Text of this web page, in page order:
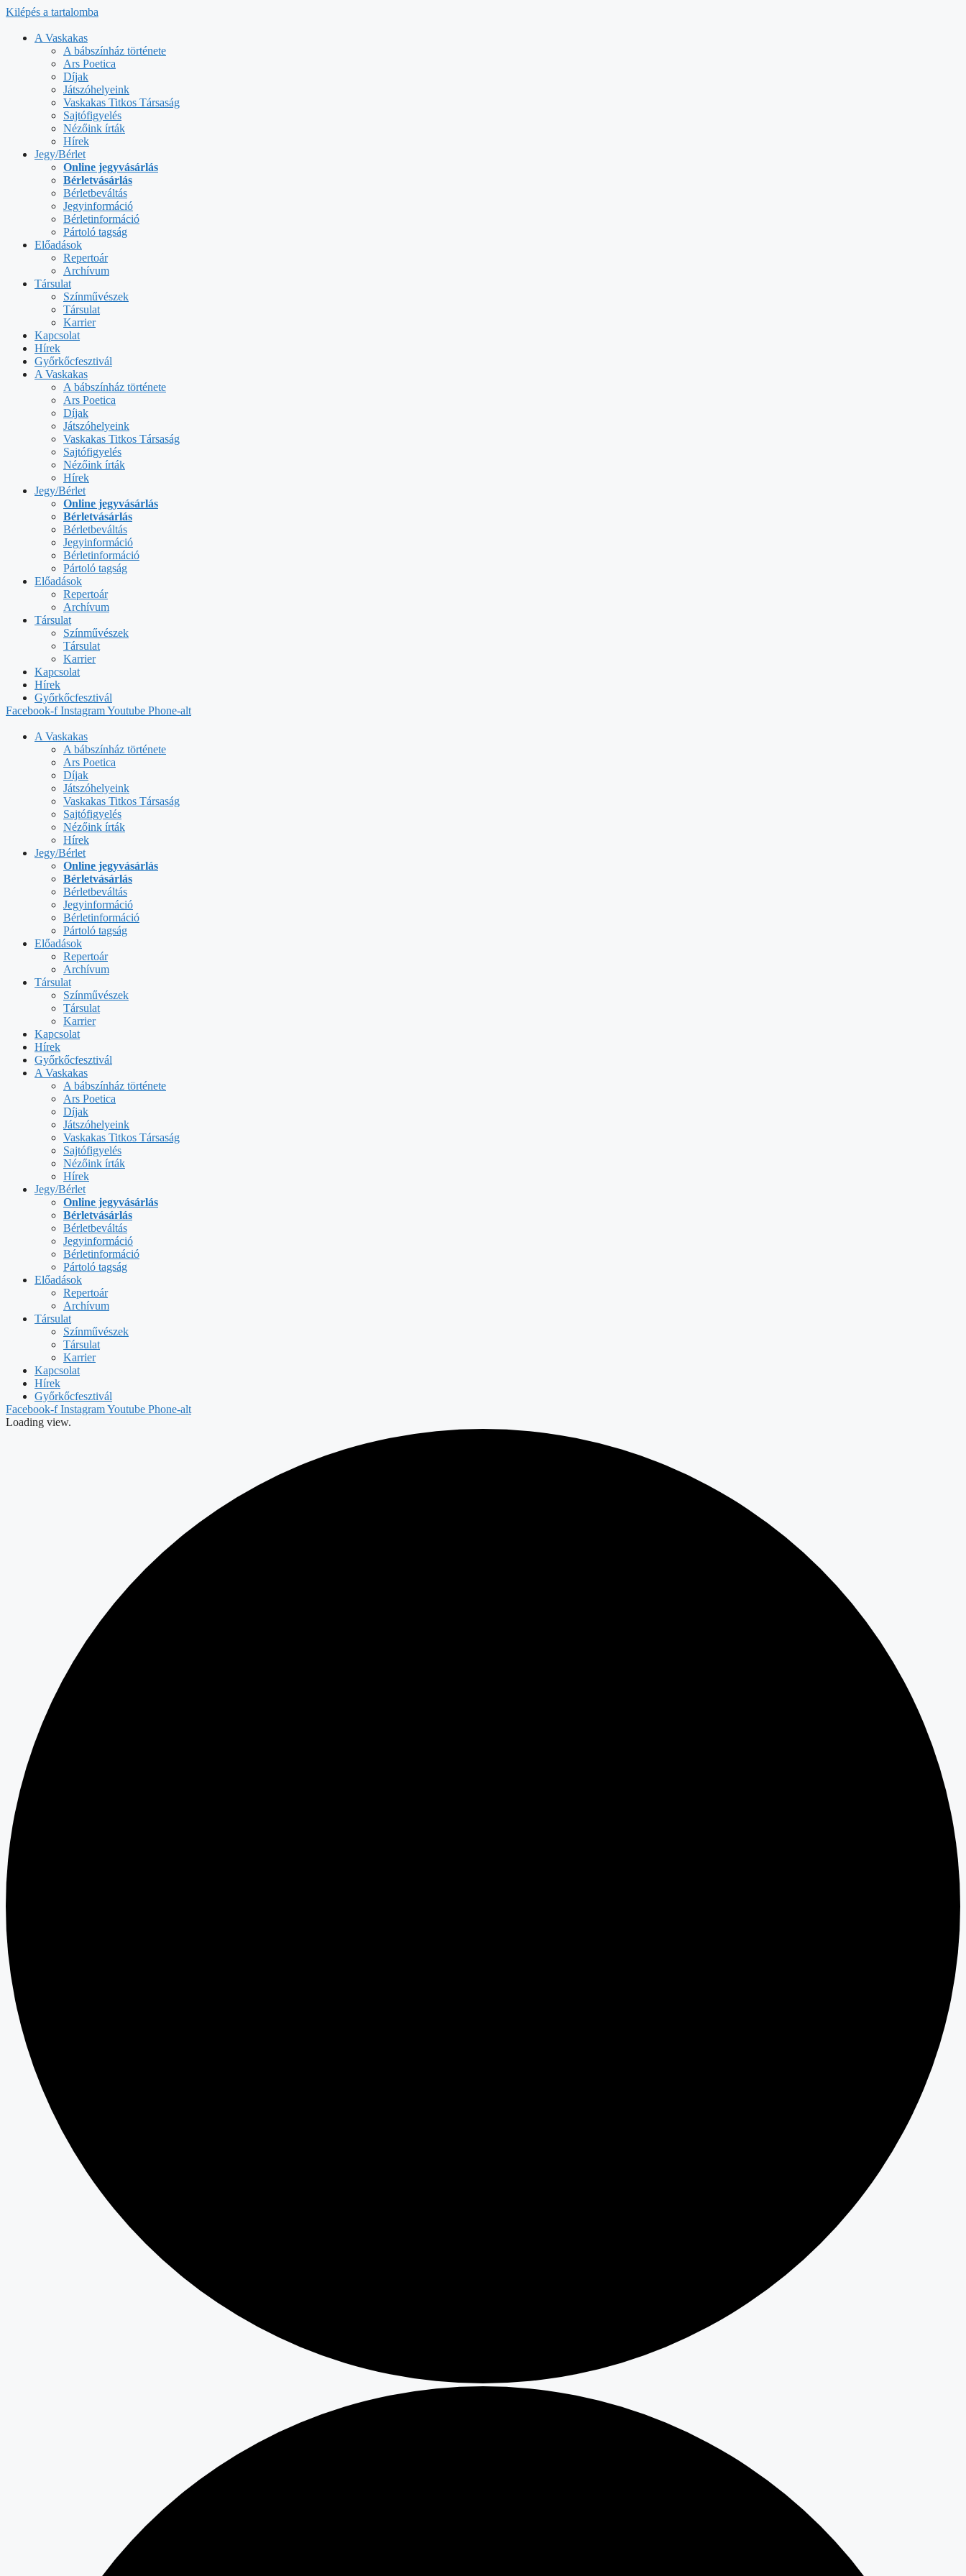
Kilépés a tartalomba
A Vaskakas
A bábszínház története
Ars Poetica
Díjak
Játszóhelyeink
Vaskakas Titkos Társaság
Sajtófigyelés
Nézőink írták
Hírek
Jegy/Bérlet
Online jegyvásárlás
Bérletvásárlás
Bérletbeváltás
Jegyinformáció
Bérletinformáció
Pártoló tagság
Előadások
Repertoár
Archívum
Társulat
Színművészek
Társulat
Karrier
Kapcsolat
Hírek
Győrkőcfesztivál
A Vaskakas
A bábszínház története
Ars Poetica
Díjak
Játszóhelyeink
Vaskakas Titkos Társaság
Sajtófigyelés
Nézőink írták
Hírek
Jegy/Bérlet
Online jegyvásárlás
Bérletvásárlás
Bérletbeváltás
Jegyinformáció
Bérletinformáció
Pártoló tagság
Előadások
Repertoár
Archívum
Társulat
Színművészek
Társulat
Karrier
Kapcsolat
Hírek
Győrkőcfesztivál
Facebook-f InstagramYoutube Phone-alt
A Vaskakas
A bábszínház története
Ars Poetica
Díjak
Játszóhelyeink
Vaskakas Titkos Társaság
Sajtófigyelés
Nézőink írták
Hírek
Jegy/Bérlet
Online jegyvásárlás
Bérletvásárlás
Bérletbeváltás
Jegyinformáció
Bérletinformáció
Pártoló tagság
Előadások
Repertoár
Archívum
Társulat
Színművészek
Társulat
Karrier
Kapcsolat
Hírek
Győrkőcfesztivál
A Vaskakas
A bábszínház története
Ars Poetica
Díjak
Játszóhelyeink
Vaskakas Titkos Társaság
Sajtófigyelés
Nézőink írták
Hírek
Jegy/Bérlet
Online jegyvásárlás
Bérletvásárlás
Bérletbeváltás
Jegyinformáció
Bérletinformáció
Pártoló tagság
Előadások
Repertoár
Archívum
Társulat
Színművészek
Társulat
Karrier
Kapcsolat
Hírek
Győrkőcfesztivál
Facebook-f InstagramYoutube Phone-alt
Loading view.